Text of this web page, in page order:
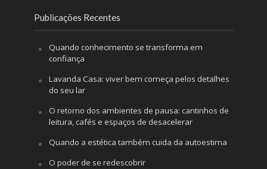
Publicações Recentes
Quando conhecimento se transforma em
confiança
Lavanda Casa: viver bem começa pelos detalhes
do seu lar
O retorno dos ambientes de pausa: cantinhos de
leitura, cafés e espaços de desacelerar
Quando a estética também cuida da autoestima
O poder de se redescobrir